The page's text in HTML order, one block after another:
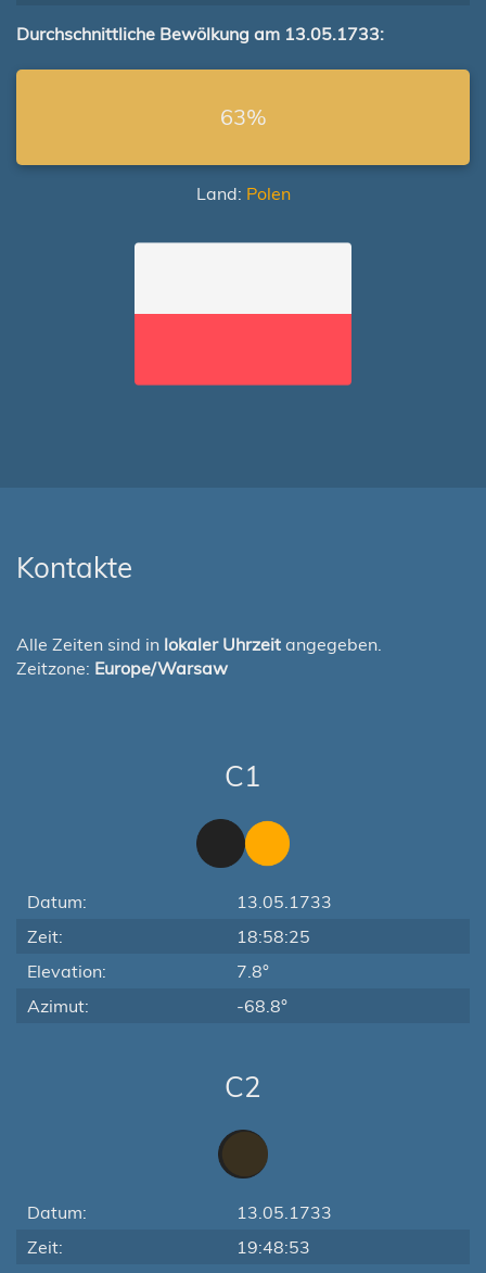
Durchschnittliche Bewölkung am 13.05.1733:
63%
Land: Polen
Kontakte
Alle Zeiten sind in lokaler Uhrzeit angegeben.
Zeitzone: Europe/Warsaw
C1
Datum:
13.05.1733
Zeit:
18:58:25
Elevation:
7.8°
Azimut:
-68.8°
C2
Datum:
13.05.1733
Zeit:
19:48:53